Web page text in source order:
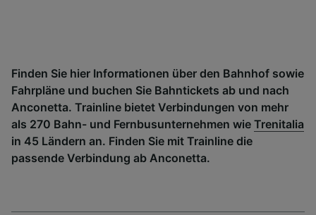
Finden Sie hier Informationen über den Bahnhof sowie
Fahrpläne und buchen Sie Bahntickets ab und nach
Anconetta. Trainline bietet Verbindungen von mehr
als 270 Bahn- und Fernbusunternehmen wie Trenitalia
in 45 Ländern an. Finden Sie mit Trainline die
passende Verbindung ab Anconetta.